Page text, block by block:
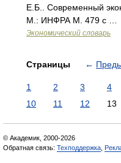
Е.Б.. Современный
М.: ИНФРА М. 479 с …
Экономический словарь
Страницы ←
1 2 3 4
10
11 12 13
© Академик, 2000-2026
Обратная связь: Техподдержка